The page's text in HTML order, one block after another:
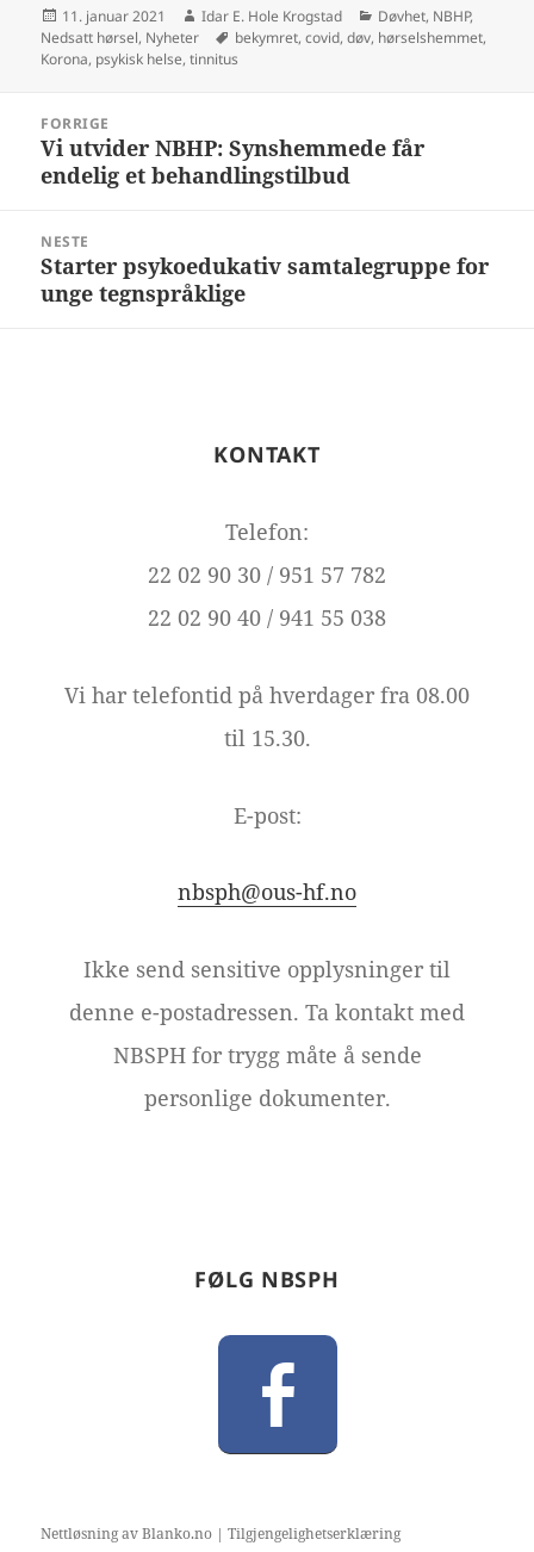
Publisert
11. januar 2021 Forfatter
Idar E. Hole Krogstad Kategorier
Døvhet, NBHP,
Nedsatt hørsel, Nyheter Stikkord
bekymret,covid,døv, hørselshemmet,
Korona, psykisk helse,tinnitus
Innleggsnavigasjon
FORRIGE
Forrige
artikkel:
Vi utvider NBHP: Synshemmede får
endelig et behandlingstilbud
NESTE
Neste
artikkel:
Starter psykoedukativ samtalegruppe for
unge tegnspråklige
KONTAKT
Telefon:
22 02 90 30 / 951 57 782
22 02 90 40 / 941 55 038
Vi har telefontid på hverdager fra 08.00
til 15.30.
E-post:
nbsph@ous-hf.no
Ikke send sensitive opplysninger til
denne e-postadressen. Ta kontakt med
NBSPH for trygg måte å sende
personlige dokumenter.
FØLG NBSPH
Nettløsning av Blanko.no |Tilgjengelighetserklæring